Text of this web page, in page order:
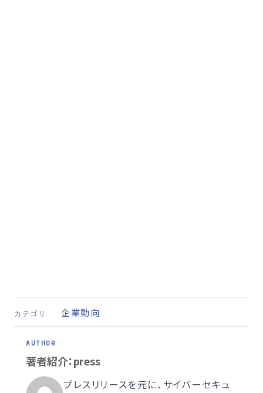
カテゴリ 企業動向
著者紹介：press
プレスリリースを元に、サイバーセキュ